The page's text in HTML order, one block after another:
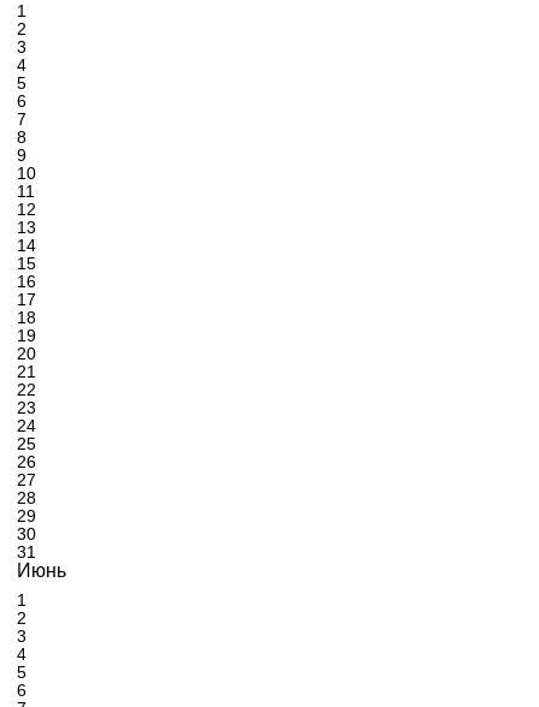
1
2
3
4
5
6
7
8
9
10
11
12
13
14
15
16
17
18
19
20
21
22
23
24
25
26
27
28
29
30
31
Июнь
1
2
3
4
5
6